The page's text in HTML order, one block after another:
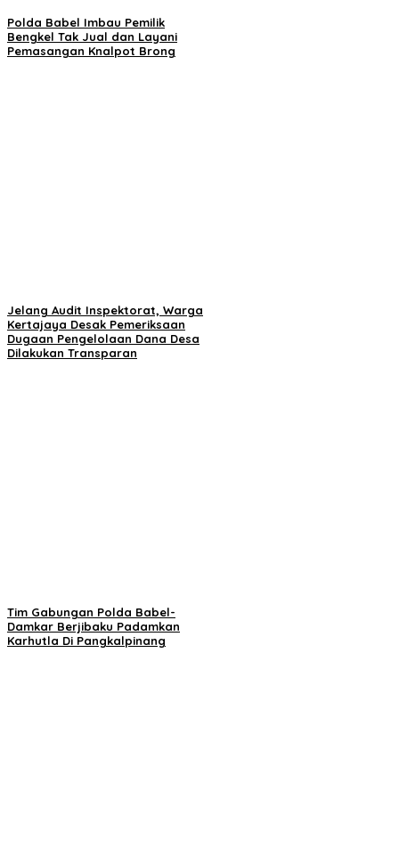
Polda Babel Imbau Pemilik
Bengkel Tak Jual dan Layani
Pemasangan Knalpot Brong
Jelang Audit Inspektorat, Warga
Kertajaya Desak Pemeriksaan
Dugaan Pengelolaan Dana Desa
Dilakukan Transparan
Tim Gabungan Polda Babel-
Damkar Berjibaku Padamkan
Karhutla Di Pangkalpinang